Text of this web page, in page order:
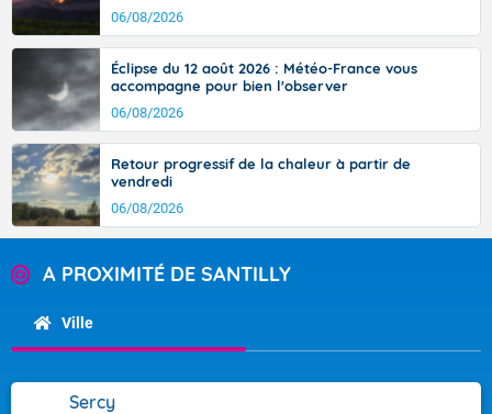
06/08/2026
Éclipse du 12 août 2026 : Météo-France vous
accompagne pour bien l'observer
06/08/2026
Retour progressif de la chaleur à partir de
vendredi
06/08/2026
A PROXIMITÉ DE SANTILLY
Ville
Sercy